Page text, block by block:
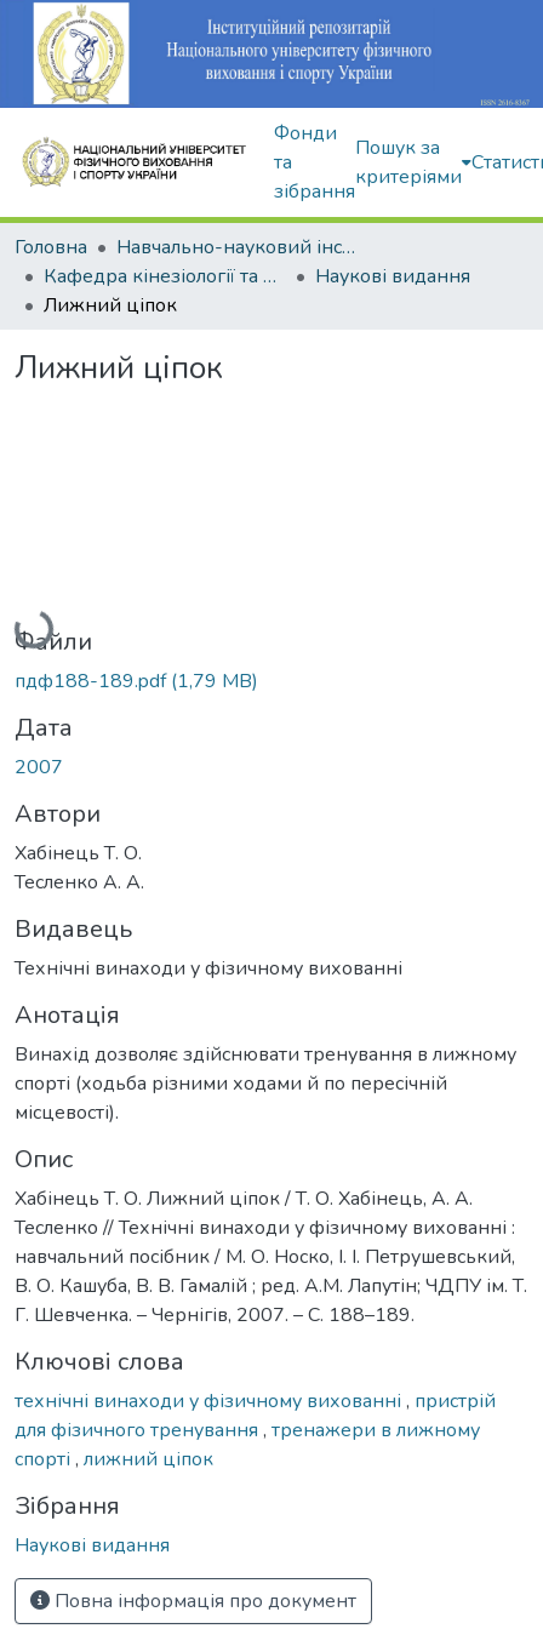
Фонди
та
зібрання
Пошук за
критеріями
Головна
Навчально-науковий інститут здоров'я, реабілітації та фізичного виховання
Кафедра кінезіології та фізкультурно-спортивної реабілітації
Наукові видання
Лижний ціпок
Лижний ціпок
Вантажиться...
Файли
пдф188-189.pdf(1,79 MB)
Дата
2007
Автори
Хабінець Т. О.
Тесленко А. А.
Видавець
Технічні винаходи у фізичному вихованні
Анотація
Винахід дозволяє здійснювати тренування в лижному
спорті (ходьба різними ходами й по пересічній
місцевості).
Опис
Хабінець Т. О. Лижний ціпок / Т. О. Хабінець, А. А.
Тесленко // Технічні винаходи у фізичному вихованні :
навчальний посібник / М. О. Носко, І. І. Петрушевський,
В. О. Кашуба, В. В. Гамалій ; ред. А.М. Лапутін; ЧДПУ ім. Т.
Г. Шевченка. – Чернігів, 2007. – С. 188–189.
Ключові слова
технічні винаходи у фізичному вихованні , пристрій
для фізичного тренування , тренажери в лижному
спорті , лижний ціпок
Зібрання
Наукові видання
Повна інформація про документ